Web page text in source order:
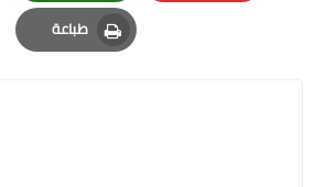
Pinterest
Whatsapp
طباعة
Print